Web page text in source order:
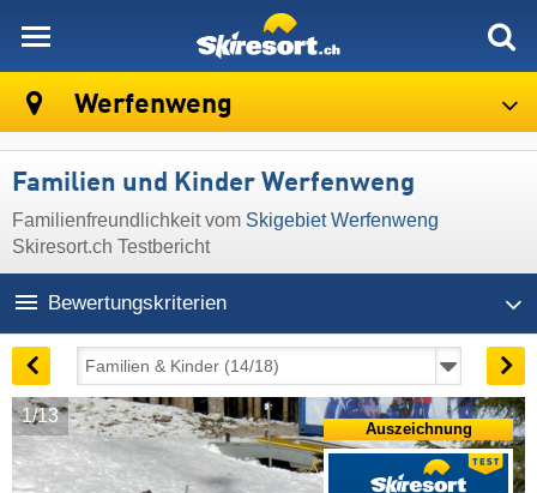
Werfenweng
Familien und Kinder Werfenweng
Familienfreundlichkeit vom Skigebiet Werfenweng
Skiresort.ch Testbericht
Bewertungskriterien
1/13
Auszeichnung